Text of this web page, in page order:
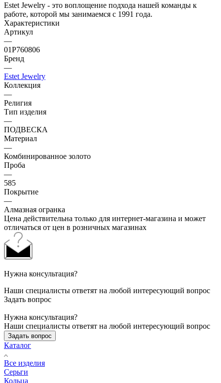
Estet Jewelry - это воплощение подхода нашей команды к
работе, которой мы занимаемся с 1991 года.
Характеристики
Артикул
—
01Р760806
Бренд
—
Estet Jewelry
Коллекция
—
Религия
Тип изделия
—
ПОДВЕСКА
Материал
—
Комбинированное золото
Проба
—
585
Покрытие
—
Алмазная огранка
Цена действительна только для интернет-магазина и может
отличаться от цен в розничных магазинах
Нужна консультация?
Наши специалисты ответят на любой интересующий вопрос
Задать вопрос
Нужна консультация?
Наши специалисты ответят на любой интересующий вопрос
Задать вопрос
Каталог
Все изделия
Серьги
Кольца